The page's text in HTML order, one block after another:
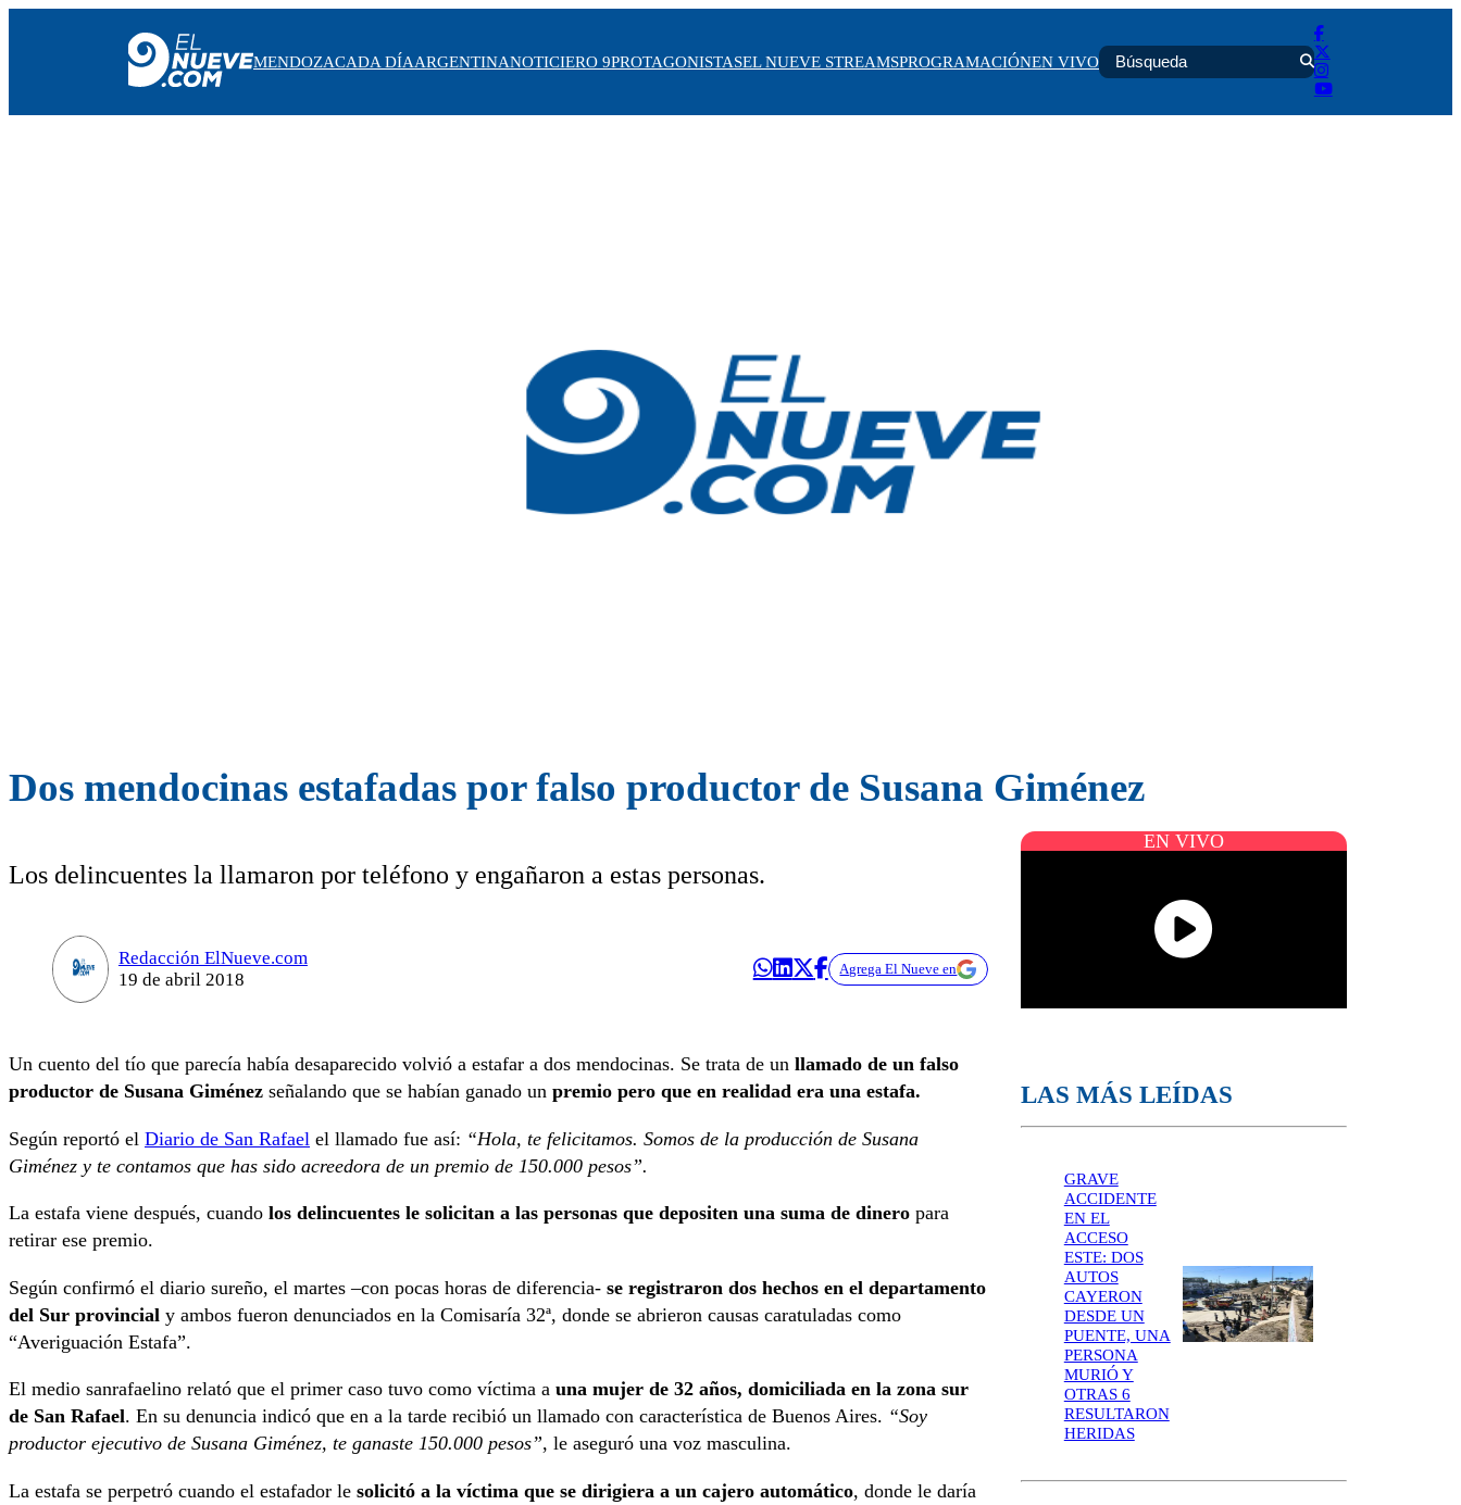
MENDOZACADA DÍAARGENTINANOTICIERO 9PROTAGONISTASEL NUEVE STREAMSPROGRAMACIÓNEN VIVO
Dos mendocinas estafadas por falso productor de Susana Giménez
Los delincuentes la llamaron por teléfono y engañaron a estas personas.
Redacción ElNueve.com
19 de abril 2018
Agrega El Nueve en
Un cuento del tío que parecía había desaparecido volvió a estafar a dos mendocinas. Se trata de un llamado de un falso
productor de Susana Giménez señalando que se habían ganado un premio pero que en realidad era una estafa.
Según reportó el Diario de San Rafael el llamado fue así: “Hola, te felicitamos. Somos de la producción de Susana
Giménez y te contamos que has sido acreedora de un premio de 150.000 pesos”.
La estafa viene después, cuando los delincuentes le solicitan a las personas que depositen una suma de dinero para
retirar ese premio.
Según confirmó el diario sureño, el martes –con pocas horas de diferencia- se registraron dos hechos en el departamento
del Sur provincial y ambos fueron denunciados en la Comisaría 32ª, donde se abrieron causas caratuladas como
“Averiguación Estafa”.
El medio sanrafaelino relató que el primer caso tuvo como víctima a una mujer de 32 años, domiciliada en la zona sur
de San Rafael. En su denuncia indicó que en a la tarde recibió un llamado con característica de Buenos Aires. “Soy
productor ejecutivo de Susana Giménez, te ganaste 150.000 pesos”, le aseguró una voz masculina.
La estafa se perpetró cuando el estafador le solicitó a la víctima que se dirigiera a un cajero automático, donde le daría
EN VIVO
LAS MÁS LEÍDAS
GRAVE
ACCIDENTE
EN EL
ACCESO
ESTE: DOS
AUTOS
CAYERON
DESDE UN
PUENTE, UNA
PERSONA
MURIÓ Y
OTRAS 6
RESULTARON
HERIDAS